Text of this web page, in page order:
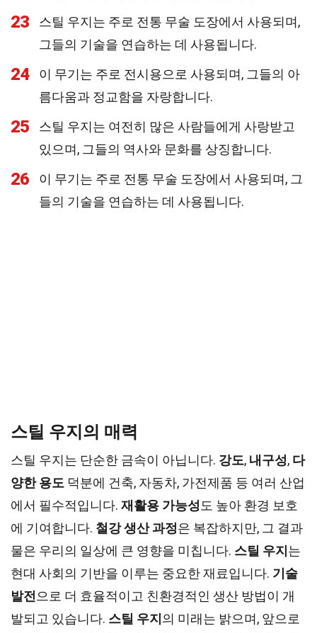
23
스틸 우지는 주로 전통 무술 도장에서 사용되며,
그들의 기술을 연습하는 데 사용됩니다.
24
이 무기는 주로 전시용으로 사용되며, 그들의 아
름다움과 정교함을 자랑합니다.
25
스틸 우지는 여전히 많은 사람들에게 사랑받고
있으며, 그들의 역사와 문화를 상징합니다.
26
이 무기는 주로 전통 무술 도장에서 사용되며, 그
들의 기술을 연습하는 데 사용됩니다.
스틸 우지의 매력
스틸 우지는 단순한 금속이 아닙니다. 강도, 내구성, 다
양한 용도 덕분에 건축, 자동차, 가전제품 등 여러 산업
에서 필수적입니다. 재활용 가능성 도 높아 환경 보호
에 기여합니다. 철강 생산 과정은 복잡하지만, 그 결과
물은 우리의 일상에 큰 영향을 미칩니다. 스틸 우지 는
현대 사회의 기반을 이루는 중요한 재료입니다. 기술
발전 으로 더 효율적이고 친환경적인 생산 방법이 개
발되고 있습니다. 스틸 우지 의 미래는 밝으며, 앞으로